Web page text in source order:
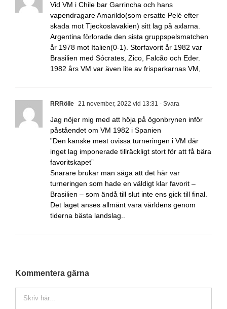
Vid VM i Chile bar Garrincha och hans
vapendragare Amarildo(som ersatte Pelé efter
skada mot Tjeckoslavakien) sitt lag på axlarna.
Argentina förlorade den sista gruppspelsmatchen
år 1978 mot Italien(0-1). Storfavorit år 1982 var
Brasilien med Sócrates, Zico, Falcão och Eder.
1982 års VM var även lite av frisparkarnas VM,
RRRölle 21 november, 2022 vid 13:31 - Svara
Jag nöjer mig med att höja på ögonbrynen inför
påståendet om VM 1982 i Spanien
”Den kanske mest ovissa turneringen i VM där
inget lag imponerade tillräckligt stort för att få bära
favoritskapet”
Snarare brukar man säga att det här var
turneringen som hade en väldigt klar favorit –
Brasilien – som ändå till slut inte ens gick till final.
Det laget anses allmänt vara världens genom
tiderna bästa landslag..
Kommentera gärna